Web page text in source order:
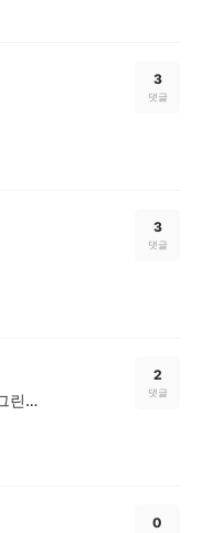
3
댓글
3
댓글
새솔동 주민 참새방앗간 스타벅스 송산그린시티점
2
댓글
0